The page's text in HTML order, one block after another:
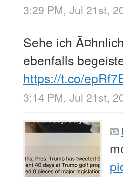
3:29 PM, Jul 21st,
Sehe ich
ebenfalls
https://t.co/
3:14 PM, Jul 21st,